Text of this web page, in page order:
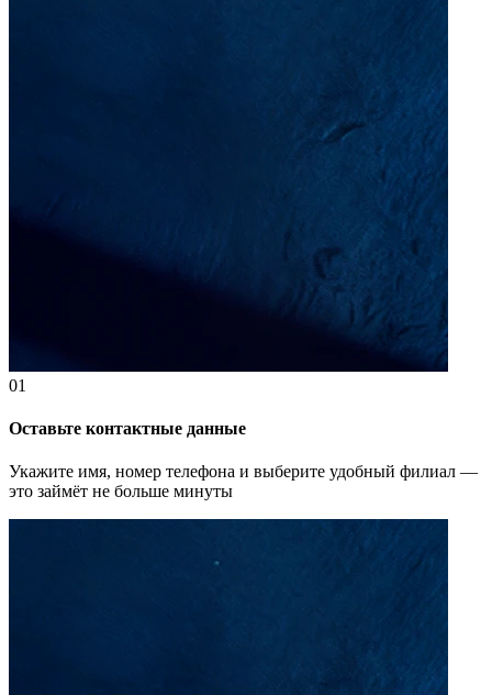
01
Оставьте контактные данные
Укажите имя, номер телефона и выберите удобный филиал —
это займёт не больше минуты